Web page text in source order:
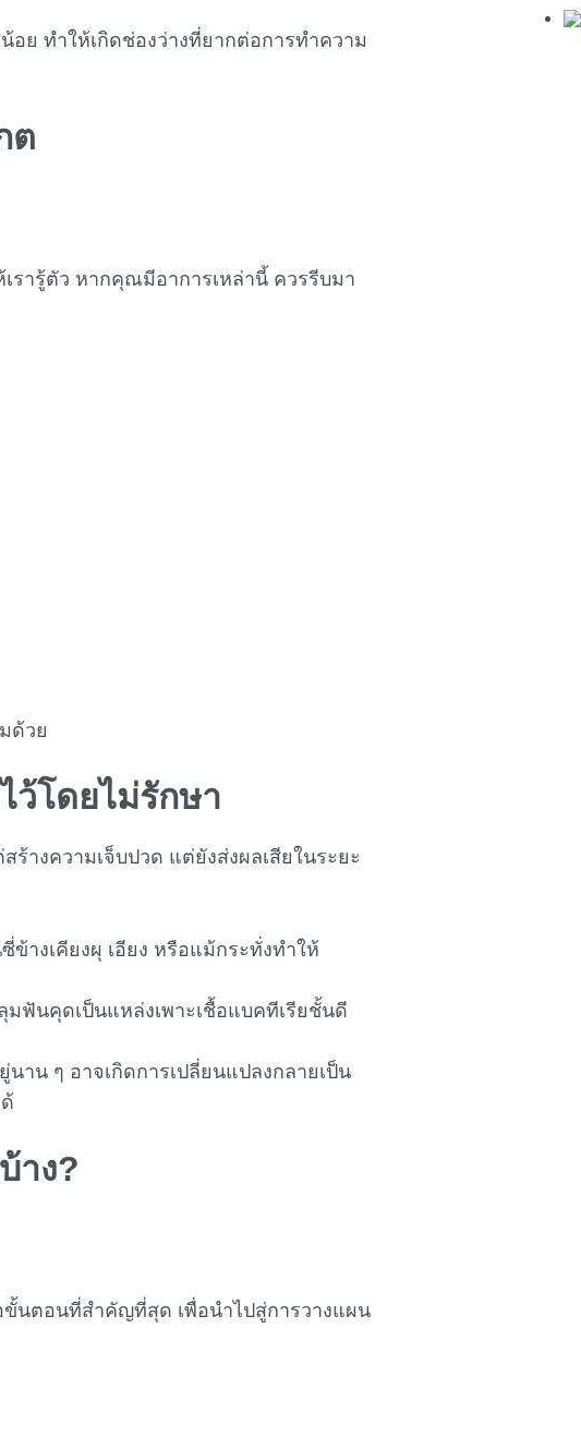
อย ทำให้เกิดช่องว่างที่ยากต่อการทำความ
ต
ารู้ตัว หากคุณมีอาการเหล่านี้ ควรรีบมา
ด้วย
ว้โดยไม่รักษา
างความเจ็บปวด แต่ยังส่งผลเสียในระยะ
างเคียงผุ เอียง หรือแม้กระทั่งทำให้
มฟันคุดเป็นแหล่งเพาะเชื้อแบคทีเรียชั้นดี
าน ๆ อาจเกิดการเปลี่ยนแปลงกลายเป็น
าง?
นตอนที่สำคัญที่สุด เพื่อนำไปสู่การวางแผน